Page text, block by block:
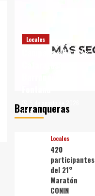
Barranqueras
Locales
Campaña «No más
0
Locales
420
participantes
del 21°
Maratón
CONIN